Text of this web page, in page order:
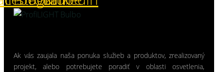
Ak vás zaujala naša ponuka služieb a produktov, zrealizovaný
projekt, alebo potrebujete poradiť v oblasti osvetlenia,